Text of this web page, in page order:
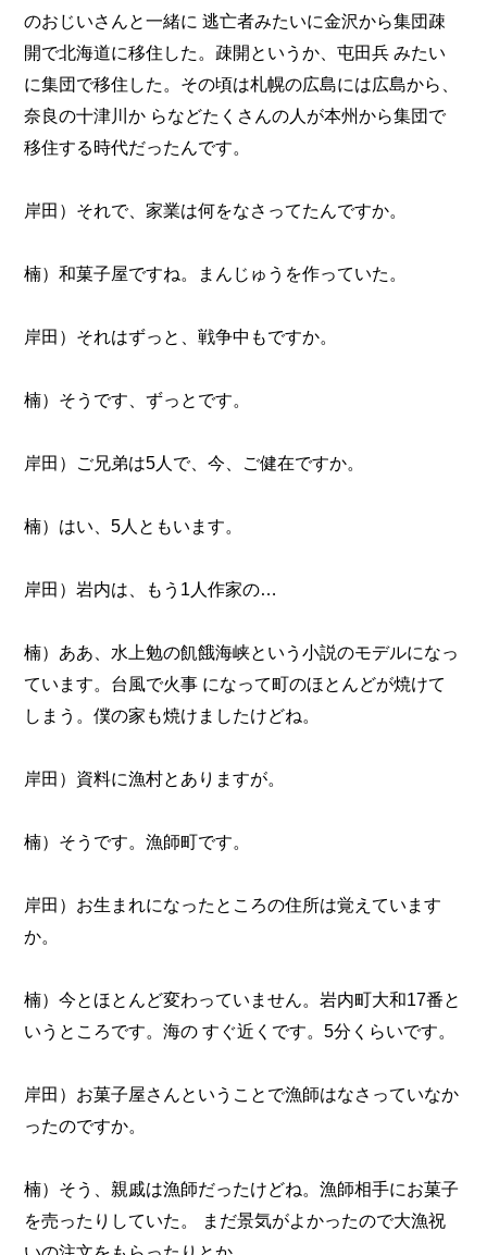
のおじいさんと一緒に 逃亡者みたいに金沢から集団疎
開で北海道に移住した。疎開というか、屯田兵 みたい
に集団で移住した。その頃は札幌の広島には広島から、
奈良の十津川か らなどたくさんの人が本州から集団で
移住する時代だったんです。
岸田）それで、家業は何をなさってたんですか。
楠）和菓子屋ですね。まんじゅうを作っていた。
岸田）それはずっと、戦争中もですか。
楠）そうです、ずっとです。
岸田）ご兄弟は5人で、今、ご健在ですか。
楠）はい、5人ともいます。
岸田）岩内は、もう1人作家の…
楠）ああ、水上勉の飢餓海峡という小説のモデルになっ
ています。台風で火事 になって町のほとんどが焼けて
しまう。僕の家も焼けましたけどね。
岸田）資料に漁村とありますが。
楠）そうです。漁師町です。
岸田）お生まれになったところの住所は覚えています
か。
楠）今とほとんど変わっていません。岩内町大和17番と
いうところです。海の すぐ近くです。5分くらいです。
岸田）お菓子屋さんということで漁師はなさっていなか
ったのですか。
楠）そう、親戚は漁師だったけどね。漁師相手にお菓子
を売ったりしていた。 まだ景気がよかったので大漁祝